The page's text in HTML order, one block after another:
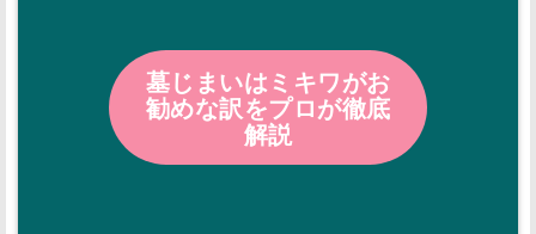
墓じまいはミキワがお
勧めな訳をプロが徹底
解説